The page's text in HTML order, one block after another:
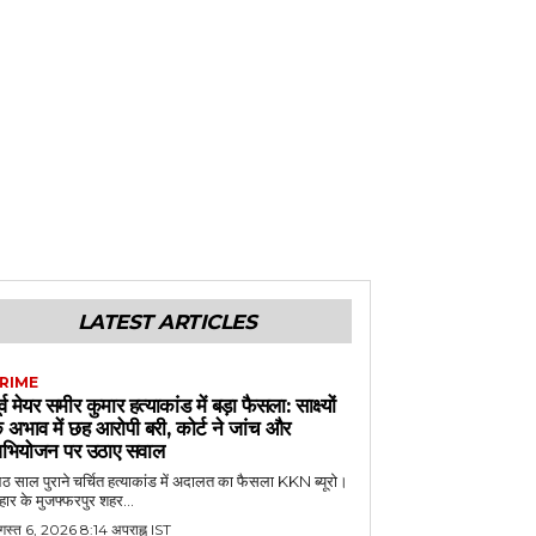
LATEST ARTICLES
मेयर समीर कुमार हत्याकांड में बड़ा फैसला: साक्ष्यों
में छह आरोपी बरी, कोर्ट ने जांच और
पर उठाए सवाल
साल पुराने चर्चित हत्याकांड में अदालत का फैसला KKN ब्यूरो।
के मुजफ्फरपुर शहर...
6, 2026 8:14 अपराह्न IST